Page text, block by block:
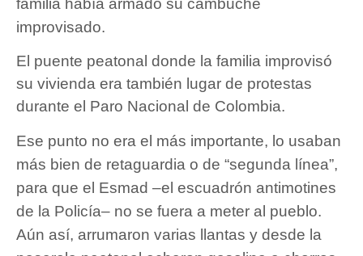
familia había armado su cambuche
improvisado.
El puente peatonal donde la familia improvisó
su vivienda era también lugar de protestas
durante el Paro Nacional de Colombia.
Ese punto no era el más importante, lo usaban
más bien de retaguardia o de “segunda línea”,
para que el Esmad –el escuadrón antimotines
de la Policía– no se fuera a meter al pueblo.
Aún así, arrumaron varias llantas y desde la